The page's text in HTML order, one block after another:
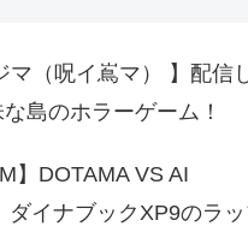
マ（呪イ嶌マ） 】配信
島のホラーゲーム！
】DOTAMA VS AI
ダイナブックXP9のラ